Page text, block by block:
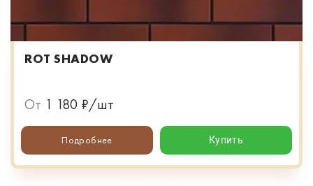
ROT SHADOW
От 1 180 ₽/шт
Подробнее Купить